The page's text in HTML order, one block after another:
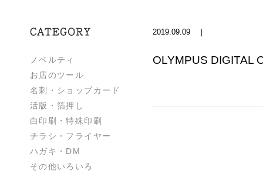
ノベルティ
お店のツール
名刺・ショップカード
活版・箔押し
白印刷・特殊印刷
チラシ・フライヤー
ハガキ・DM
その他いろいろ
2019.09.09 ｜
OLYMPUS DIGITAL